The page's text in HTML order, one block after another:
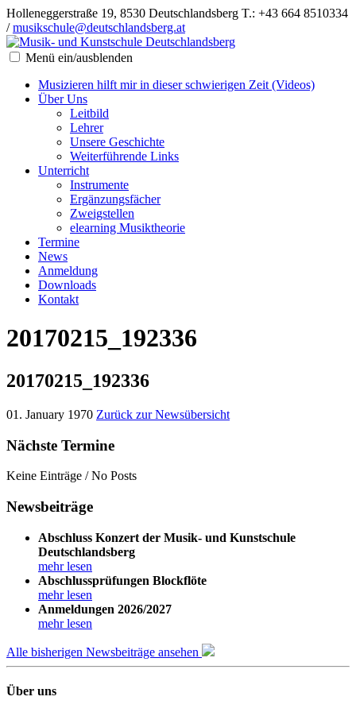
Holleneggerstraße 19, 8530 Deutschlandsberg T.: +43 664 8510334
/musikschule@deutschlandsberg.at
Menü ein/ausblenden
Musizieren hilft mir in dieser schwierigen Zeit (Videos)
Über Uns
Leitbild
Lehrer
Unsere Geschichte
Weiterführende Links
Unterricht
Instrumente
Ergänzungsfächer
Zweigstellen
elearning Musiktheorie
Termine
News
Anmeldung
Downloads
Kontakt
20170215_192336
20170215_192336
01. January 1970 Zurück zur Newsübersicht
Nächste Termine
Keine Einträge / No Posts
Newsbeiträge
Abschluss Konzert der Musik- und Kunstschule
Deutschlandsberg
mehr lesen
Abschlussprüfungen Blockflöte
mehr lesen
Anmeldungen 2026/2027
mehr lesen
Alle bisherigen Newsbeiträge ansehen
Über uns